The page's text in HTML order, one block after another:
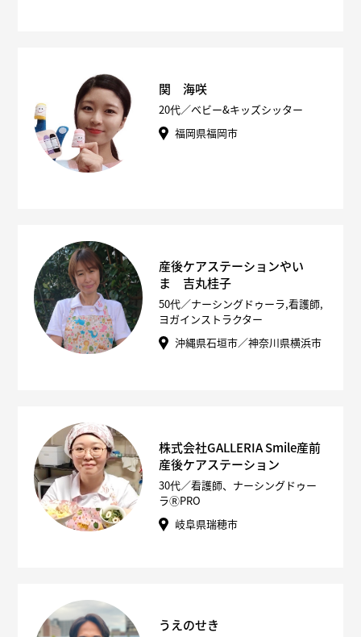
関 海咲
20代／ベビー&キッズシッター
福岡県福岡市
産後ケアステーションやい
ま 吉丸桂子
50代／ナーシングドゥーラ,看護師,
ヨガインストラクター
沖縄県石垣市／神奈川県横浜市
株式会社GALLERIA Smile産前
産後ケアステーション
30代／看護師、ナーシングドゥー
ラⓇPRO
岐阜県瑞穂市
うえのせき